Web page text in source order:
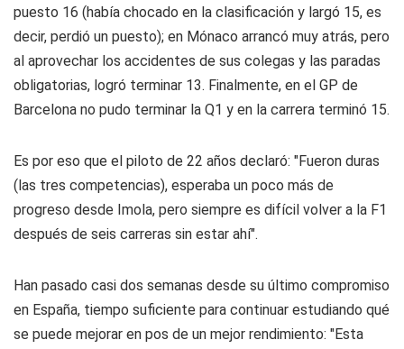
puesto 16 (había chocado en la clasificación y largó 15, es
decir, perdió un puesto); en Mónaco arrancó muy atrás, pero
al aprovechar los accidentes de sus colegas y las paradas
obligatorias, logró terminar 13. Finalmente, en el GP de
Barcelona no pudo terminar la Q1 y en la carrera terminó 15.
Es por eso que el piloto de 22 años declaró: "Fueron duras
(las tres competencias), esperaba un poco más de
progreso desde Imola, pero siempre es difícil volver a la F1
después de seis carreras sin estar ahí".
Han pasado casi dos semanas desde su último compromiso
en España, tiempo suficiente para continuar estudiando qué
se puede mejorar en pos de un mejor rendimiento: "Esta